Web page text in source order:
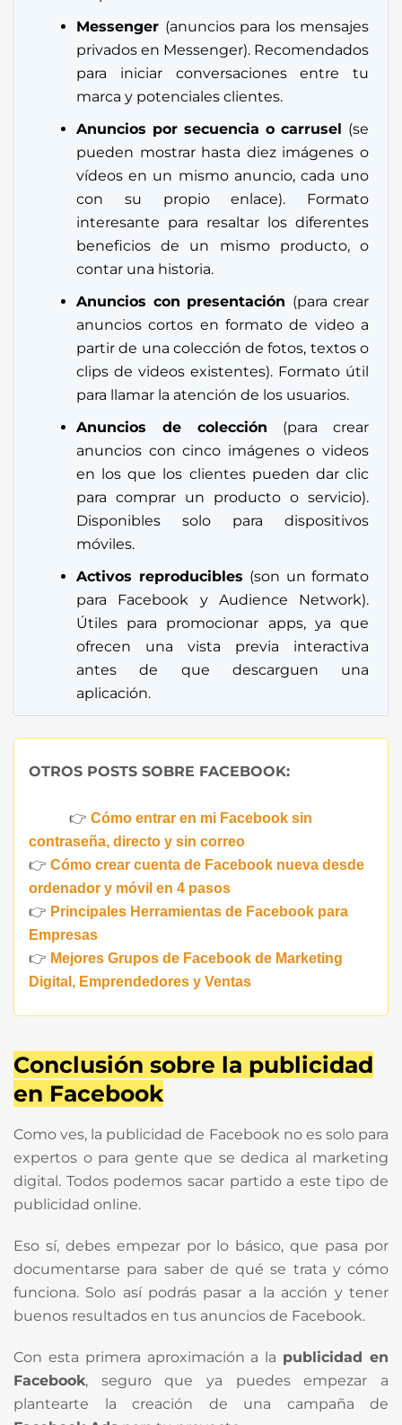
Messenger (anuncios para los mensajes
privados en Messenger). Recomendados
para iniciar conversaciones entre tu
marca y potenciales clientes.
Anuncios por secuencia o carrusel (se
pueden mostrar hasta diez imágenes o
vídeos en un mismo anuncio, cada uno
con su propio enlace). Formato
interesante para resaltar los diferentes
beneficios de un mismo producto, o
contar una historia.
Anuncios con presentación (para crear
anuncios cortos en formato de video a
partir de una colección de fotos, textos o
clips de videos existentes). Formato útil
para llamar la atención de los usuarios.
Anuncios de colección (para crear
anuncios con cinco imágenes o videos
en los que los clientes pueden dar clic
para comprar un producto o servicio).
Disponibles solo para dispositivos
móviles.
Activos reproducibles (son un formato
para Facebook y Audience Network).
Útiles para promocionar apps, ya que
ofrecen una vista previa interactiva
antes de que descarguen una
aplicación.
OTROS POSTS SOBRE FACEBOOK:
👉 Cómo entrar en mi Facebook sin
contraseña, directo y sin correo
👉 Cómo crear cuenta de Facebook nueva desde
ordenador y móvil en 4 pasos
👉 Principales Herramientas de Facebook para
Empresas
👉 Mejores Grupos de Facebook de Marketing
Digital, Emprendedores y Ventas
Conclusión sobre la publicidad
en Facebook
Como ves, la publicidad de Facebook no es solo para
expertos o para gente que se dedica al marketing
digital. Todos podemos sacar partido a este tipo de
publicidad online.
Eso sí, debes empezar por lo básico, que pasa por
documentarse para saber de qué se trata y cómo
funciona. Solo así podrás pasar a la acción y tener
buenos resultados en tus anuncios de Facebook.
Con esta primera aproximación a la publicidad en
Facebook, seguro que ya puedes empezar a
plantearte la creación de una campaña de